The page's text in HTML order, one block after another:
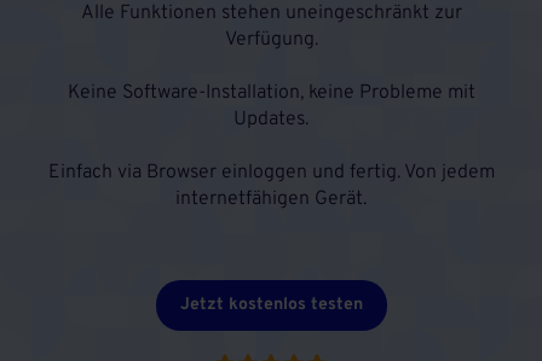
Alle Funktionen stehen uneingeschränkt zur
Verfügung.
Keine Software-Installation, keine Probleme mit
Updates.
Einfach via Browser einloggen und fertig. Von jedem
internetfähigen Gerät.
Jetzt kostenlos testen